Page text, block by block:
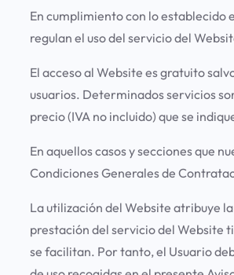
En cumplimiento con lo establecido
regulan el uso del servicio del
El acceso al Website es gratuito
usuarios. Determinados servicios
precio (IVA no incluido) que se
En aquellos casos y secciones que
Condiciones Generales de
La utilización del Website atribuye
prestación del servicio del Website
se facilitan. Por tanto, el Usuario